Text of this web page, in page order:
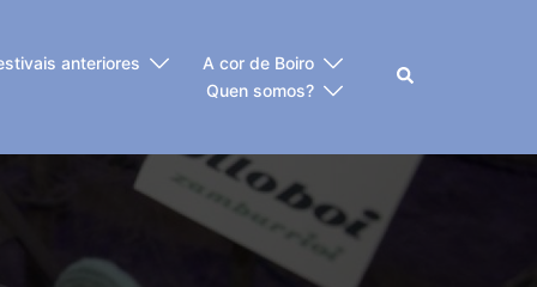
anteriores
A cor de Boiro
Quen somos?
Buscar